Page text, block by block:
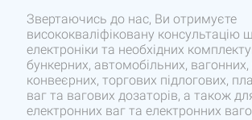
Звертаючись до нас, Ви отримуєте
висококваліфіковану консультацію
електроніки та необхідних
бункерних, автомобільних,
конвеєрних, торгових підлогових,
ваг та вагових дозаторів, а також
електронних ваг та електронних